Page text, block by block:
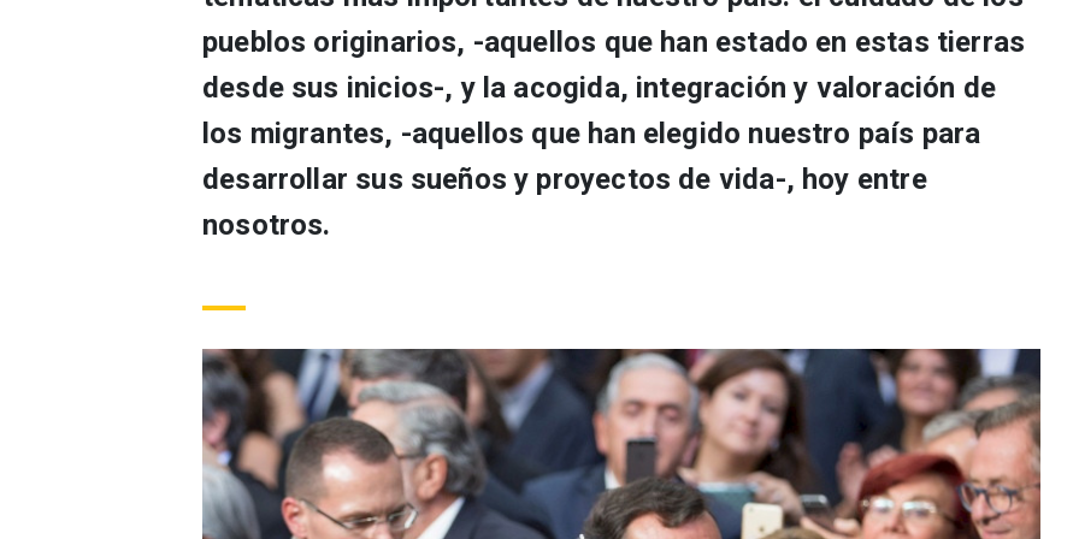
pueblos originarios, -aquellos que han estado en estas tierras
desde sus inicios-, y la acogida, integración y valoración de
los migrantes, -aquellos que han elegido nuestro país para
desarrollar sus sueños y proyectos de vida-, hoy entre
nosotros.